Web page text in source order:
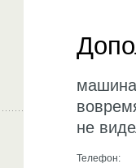
машина
не
Телефон: